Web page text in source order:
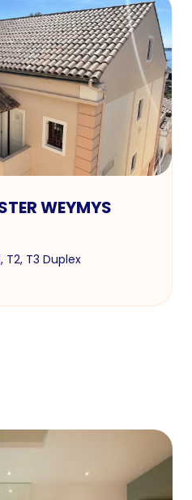
WEYMYS
T3 Duplex